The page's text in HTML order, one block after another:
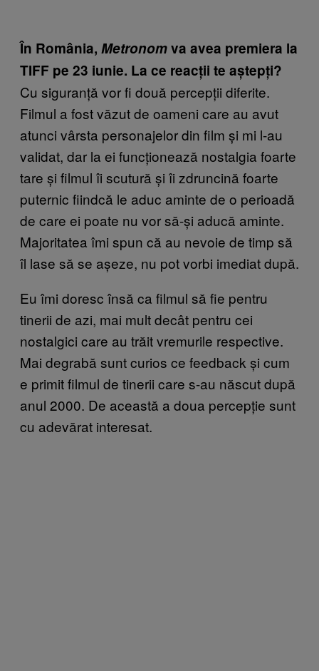
În România, Metronomva avea premiera la
TIFF pe 23 iunie. La ce reacții te aștepți?
Cu siguranță vor fi două percepții diferite.
Filmul a fost văzut de oameni care au avut
atunci vârsta personajelor din film și mi l-au
validat, dar la ei funcționează nostalgia foarte
tare și filmul îi scutură și îi zdruncină foarte
puternic fiindcă le aduc aminte de o perioadă
de care ei poate nu vor să-și aducă aminte.
Majoritatea îmi spun că au nevoie de timp să
îl lase să se așeze, nu pot vorbi imediat după.
Eu îmi doresc însă ca filmul să fie pentru
tinerii de azi, mai mult decât pentru cei
nostalgici care au trăit vremurile respective.
Mai degrabă sunt curios ce feedback și cum
e primit filmul de tinerii care s-au născut după
anul 2000. De această a doua percepție sunt
cu adevărat interesat.